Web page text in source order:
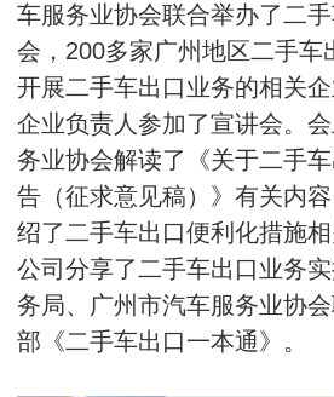
车服务业协会联合举办了二
会，200多家广州地区二手车
开展二手车出口业务的相关
企业负责人参加了宣讲会。
务业协会解读了《关于二手
告（征求意见稿）》有关内
绍了二手车出口便利化措施
公司分享了二手车出口业务
务局、广州市汽车服务业协
部《二手车出口一本通》。